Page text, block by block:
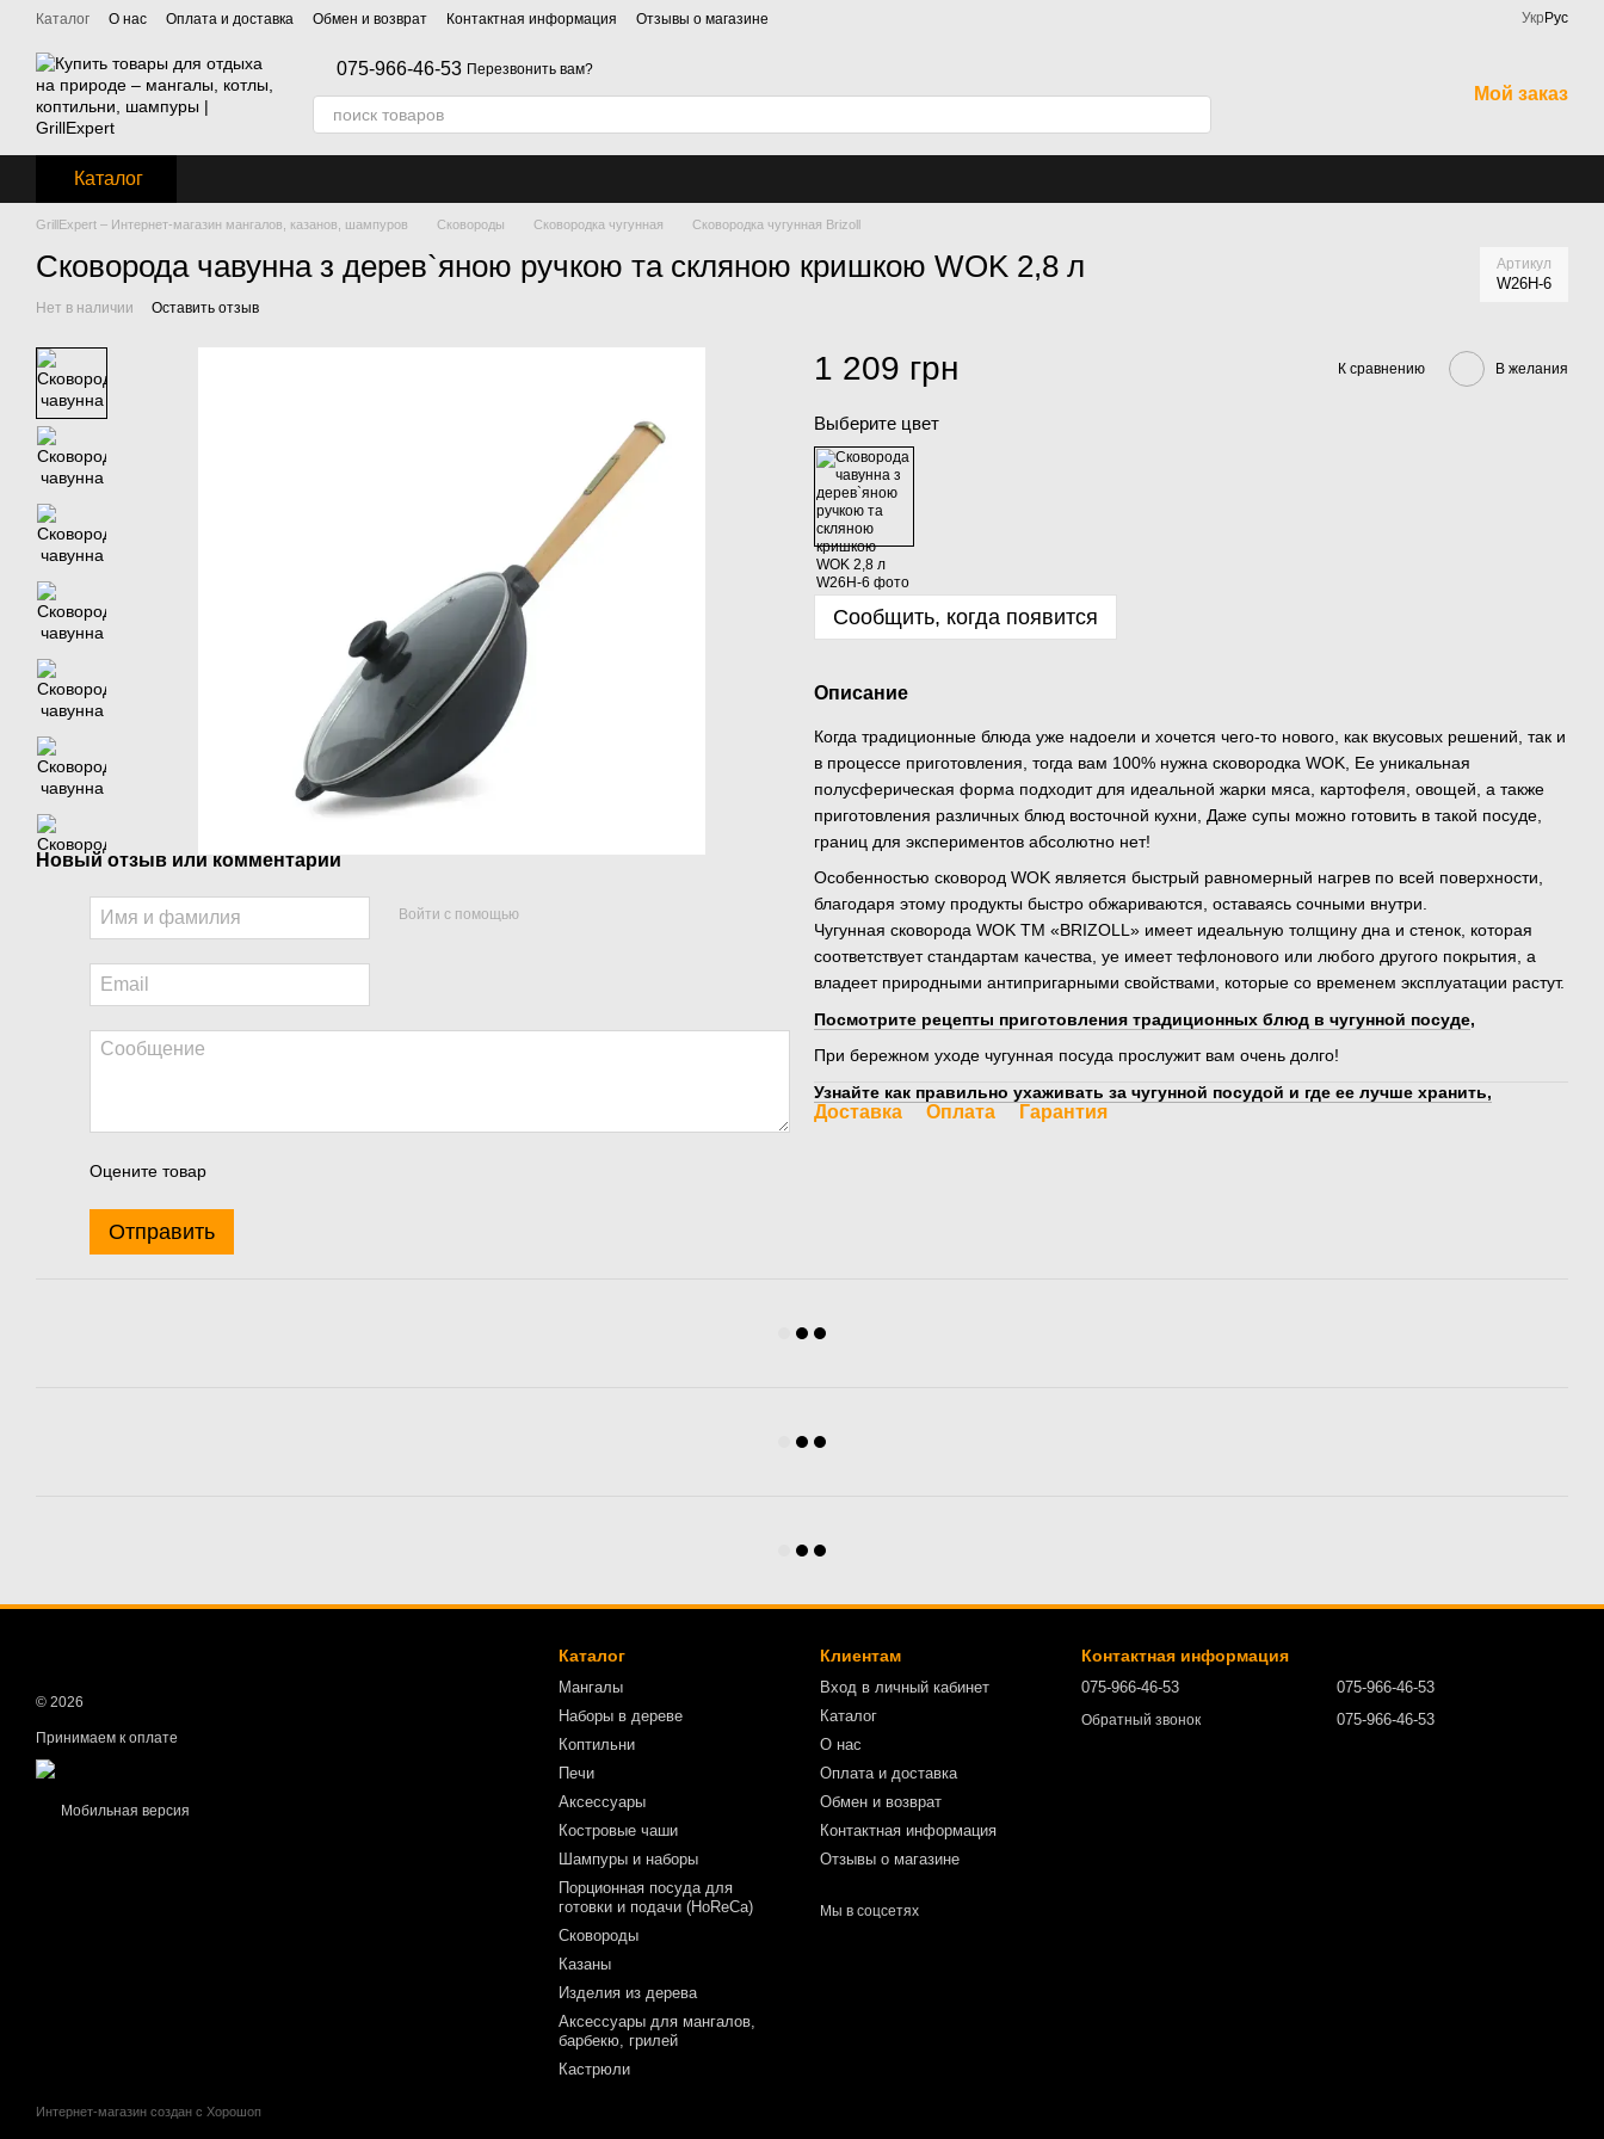
Перейти к основному контенту
Каталог О нас Оплата и доставка Обмен и возврат Контактная информация Отзывы о магазине Укр Рус
075-966-46-53 Перезвонить вам?
Мой заказ
Каталог
GrillExpert – Интернет-магазин мангалов, казанов, шампуров Сковороды Сковородка чугунная Сковородка чугунная Brizoll
Сковорода чавунна з дерев`яною ручкою та скляною кришкою WOK 2,8 л Артикул
W26H-6
Нет в наличии Оставить отзыв
Новый отзыв или комментарий
Войти с помощью
Оцените товар
Отправить
1 209 грн К сравнению В желания
Выберите цвет
Сообщить, когда появится
Описание
Когда традиционные блюда уже надоели и хочется чего-то нового, как вкусовых решений, так и
в процессе приготовления, тогда вам 100% нужна сковородка WOK, Ее уникальная
полусферическая форма подходит для идеальной жарки мяса, картофеля, овощей, а также
приготовления различных блюд восточной кухни, Даже супы можно готовить в такой посуде,
границ для экспериментов абсолютно нет!
Особенностью сковород WOK является быстрый равномерный нагрев по всей поверхности,
благодаря этому продукты быстро обжариваются, оставаясь сочными внутри.
Чугунная сковорода WOK ТМ «BRIZOLL» имеет идеальную толщину дна и стенок, которая
соответствует стандартам качества, yе имеет тефлонового или любого другого покрытия, а
владеет природными антипригарными свойствами, которые со временем эксплуатации растут.
Посмотрите рецепты приготовления традиционных блюд в чугунной посуде,
При бережном уходе чугунная посуда прослужит вам очень долго!
Узнайте как правильно ухаживать за чугунной посудой и где ее лучше хранить,
Доставка Оплата Гарантия
© 2026
Принимаем к оплате
Мобильная версия
Интернет-магазин создан с Хорошоп
Каталог
Мангалы
Наборы в дереве
Коптильни
Печи
Аксессуары
Костровые чаши
Шампуры и наборы
Порционная посуда для
готовки и подачи (HoReCa)
Сковороды
Казаны
Изделия из дерева
Аксессуары для мангалов,
барбекю, грилей
Кастрюли
Клиентам
Вход в личный кабинет
Каталог
О нас
Оплата и доставка
Обмен и возврат
Контактная информация
Отзывы о магазине
Мы в соцсетях
Контактная информация
075-966-46-53
Обратный звонок
075-966-46-53
075-966-46-53